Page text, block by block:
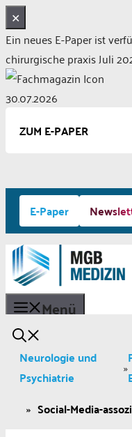
✕
Ein neues E-Paper ist
chirurgische praxis Juli
30.07.2026
ZUM E-PAPER
Zum
Inhalt
springen
E-Paper
Menü
Neurologie und
Psychiatrie
»
» Social-Media-